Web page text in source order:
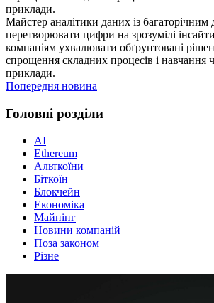
приклади.
Майстер аналітики даних із багаторічним
перетворювати цифри на зрозумілі
компаніям ухвалювати обґрунтовані
спрощення складних процесів і навчання
приклади.
Попередня новина
Головні розділи
AI
Ethereum
Альткоїни
Біткоїн
Блокчейн
Економіка
Майнінг
Новини компаній
Поза законом
Різне